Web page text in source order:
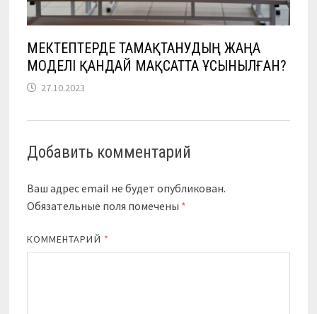
МЕКТЕПТЕРДЕ ТАМАҚТАНУДЫҢ ЖАҢА
МОДЕЛІ ҚАНДАЙ МАҚСАТТА ҰСЫНЫЛҒАН?
27.10.2023
Добавить комментарий
Ваш адрес email не будет опубликован.
Обязательные поля помечены *
КОММЕНТАРИЙ *